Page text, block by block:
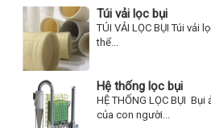
Túi vải lọc bụi
TÚI VẢI LỌC BỤI Túi vải
thể...
Hệ thống lọc bụi
HỆ THỐNG LỌC BỤI
của con người...